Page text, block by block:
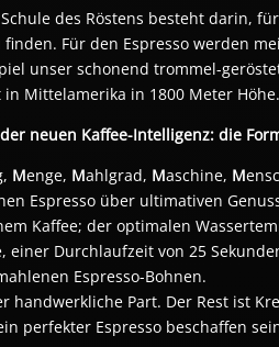
des Röstens besteht darin,
finden. Für den Espresso werden
unser schonend trommel-
in Mittelamerika in 1800 Meter Höhe.
neuen Kaffee-Intelligenz: die
Menge, Mahlgrad, Maschine, M
Espresso über ultimativen
Kaffee; der optimalen
einer Durchlaufzeit von 25
Espresso-Bohnen.
handwerkliche Part. Der Rest ist
perfekter Espresso beschaffen